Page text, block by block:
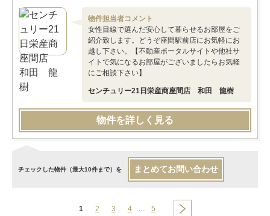
物件担当者コメント
女性目線で選んだ安心して暮らせるお部屋をご
紹介致します。どうぞ座間駅前店にお気軽にお
越し下さい。【不動産ポータルサイトや他社サ
イトで気になるお部屋がございましたらお気軽
にご相談下さい】
センチュリー21日栄産商座間店 和田 龍樹
物件を詳しく見る
チェックした物件（最大10件まで）を まとめてお問い合わせ
1 2 3 4 … 5